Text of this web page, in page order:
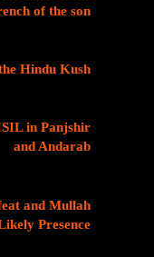
of the son”
Hindu Kush
in Panjshir
and Andarab
and Mullah
Presence